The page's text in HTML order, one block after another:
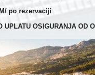
po rezervaciji
UPLATU OSIGURANJA OD